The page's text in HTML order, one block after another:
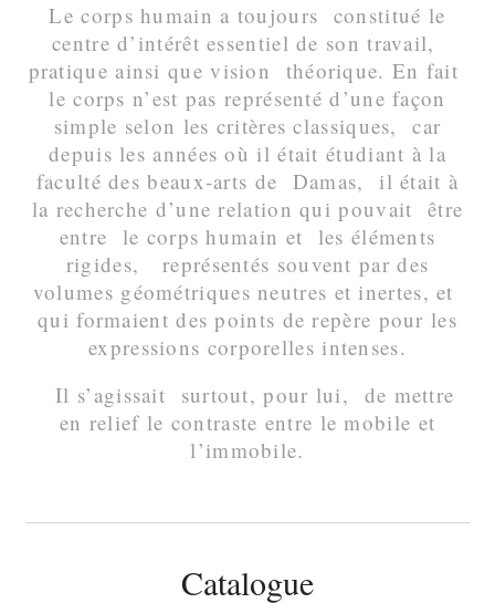
Le corps humain a toujours constitué le
centre d’intérêt essentiel de son travail,
pratique ainsi que vision théorique. En fait
le corps n’est pas représenté d’une façon
simple selon les critères classiques, car
depuis les années où il était étudiant à la
faculté des beaux-arts de Damas, il était à
la recherche d’une relation qui pouvait être
entre le corps humain et les éléments
rigides, représentés souvent par des
volumes géométriques neutres et inertes, et
qui formaient des points de repère pour les
expressions corporelles intenses.
Il s’agissait surtout, pour lui, de mettre
en relief le contraste entre le mobile et
l’immobile.
Catalogue